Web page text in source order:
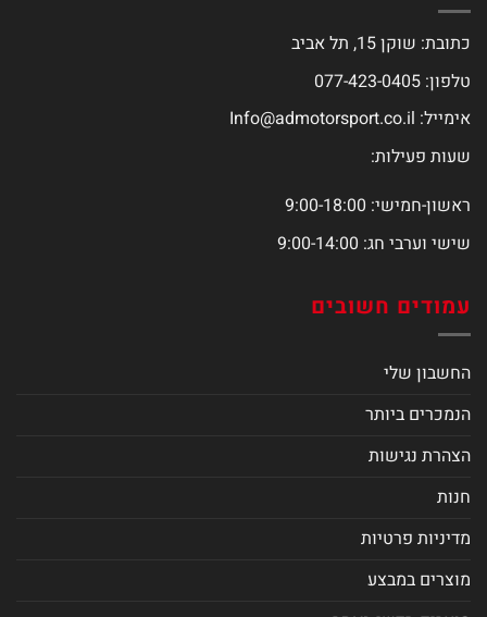
כתובת: שוקן 15, תל אביב
טלפון: 077-423-0405
אימייל: Info@admotorsport.co.il
שעות פעילות:
ראשון-חמישי: 9:00-18:00
שישי וערבי חג: 9:00-14:00
עמודים חשובים
החשבון שלי
הנמכרים ביותר
הצהרת נגישות
חנות
מדיניות פרטיות
מוצרים במבצע